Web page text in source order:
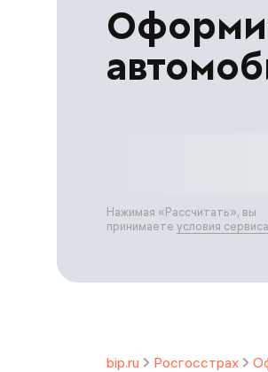
Нажимая «Рассчитать», вы
принимаете условия сервиса
bip.ru Росгосстрах